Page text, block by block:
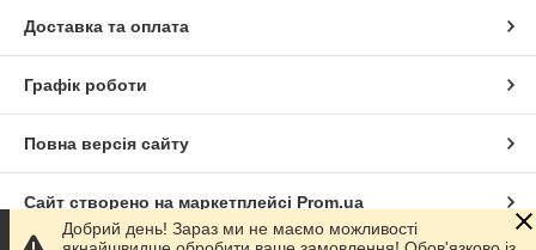
Доставка та оплата
Графік роботи
Повна версія сайту
Сайт створено на маркетплейсі Prom.ua
Добрий день! Зараз ми не маємо можливості